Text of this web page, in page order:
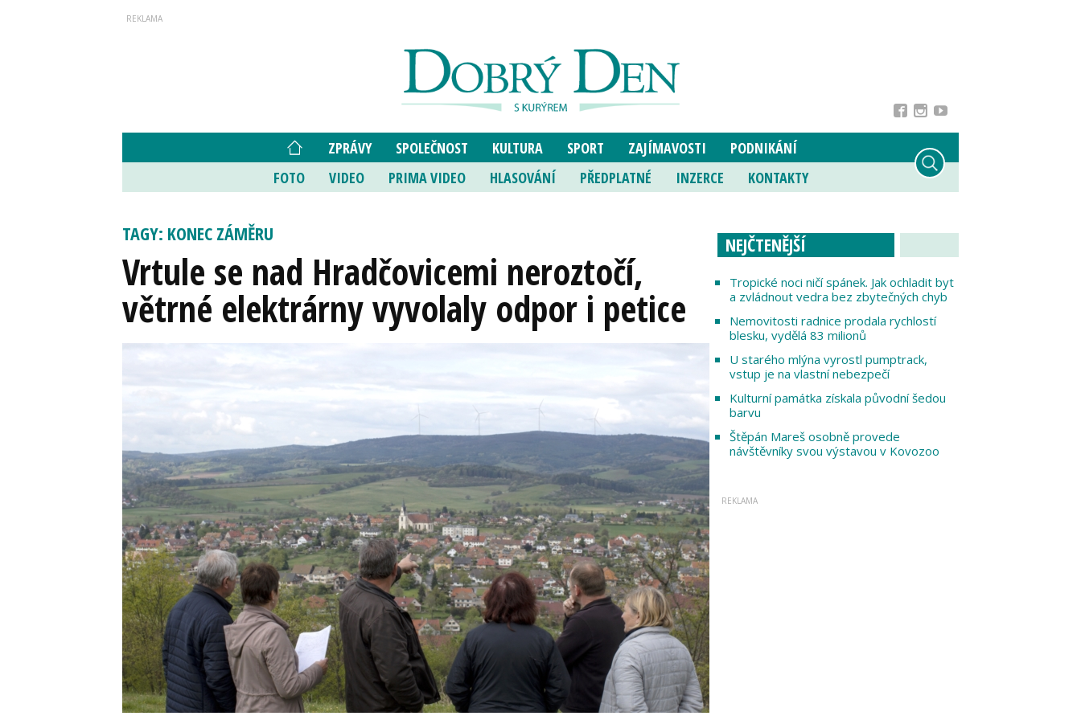
ZPRÁVY SPOLEČNOST KULTURA SPORT ZAJÍMAVOSTI
PODNIKÁNÍ
FOTO
VIDEO PRIMA VIDEO HLASOVÁNÍ PŘEDPLATNÉ INZERCE KONTAKTY
TAGY: KONEC ZÁMĚRU
Vrtule se nad Hradčovicemi neroztočí,
větrné elektrárny vyvolaly odpor i petice
NEJČTENĚJŠÍ
Tropické noci ničí spánek. Jak ochladit byt
a zvládnout vedra bez zbytečných chyb
Nemovitosti radnice prodala rychlostí
blesku, vydělá 83 milionů
U starého mlýna vyrostl pumptrack,
vstup je na vlastní nebezpečí
Kulturní památka získala původní šedou
barvu
Štěpán Mareš osobně provede
návštěvníky svou výstavou v Kovozoo